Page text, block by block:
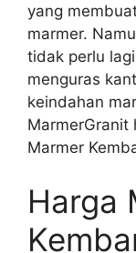
yang
marmer.
tidak perlu
menguras
keindahan
MarmerGranit
Marmer
Harga